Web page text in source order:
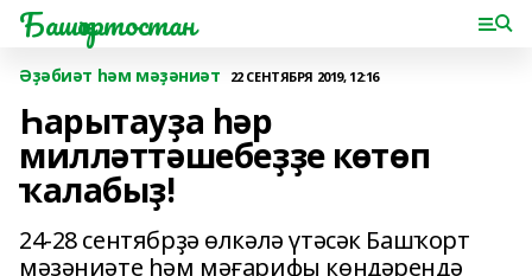
Башҡортостан
Әҙәбиәт һәм мәҙәниәт 22 СЕНТЯБРЯ 2019, 12:16
Һарытауҙа һәр
милләттәшебеҙҙе көтөп
ҡалабыҙ!
24-28 сентябрҙә өлкәлә үтәсәк Башҡорт
мәҙәниәте һәм мәғарифы көндәрендә